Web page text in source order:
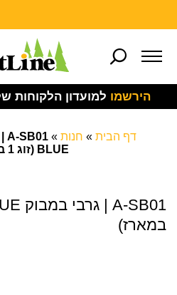
הירשמו למועדון הלקוחות
דף הבית » חנות »
BLUE (זוג 1 במארז)
במארז)